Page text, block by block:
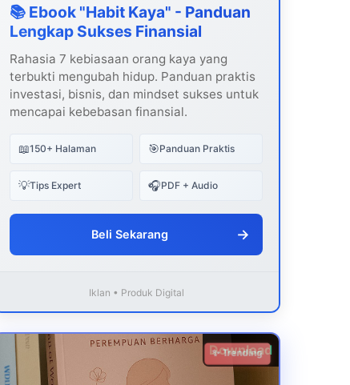
📚 Ebook "Habit Kaya" - Panduan
Lengkap Sukses Finansial
Rahasia 7 kebiasaan orang kaya yang
terbukti mengubah hidup. Panduan praktis
investasi, bisnis, dan mindset sukses untuk
mencapai kebebasan finansial.
📖150+ Halaman 🎯Panduan Praktis
💡Tips Expert 🎧PDF + Audio
Beli Sekarang →
Iklan • Produk Digital
Download
✨ Trending